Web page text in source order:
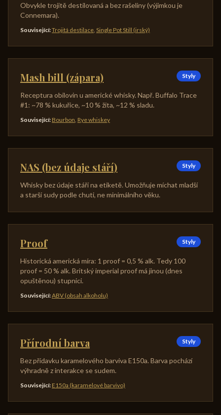
Obvykle trojitě destilovaná a bez rašeliny (výjimkou je
Connemara).
Související:Trojitá destilace, Single Pot Still (irský)
Mash bill (zápara) Styly
Receptura obilovin u americké whisky. Např. Buffalo Trace
#1: ~78 % kukuřice, ~10 % žita, ~12 % sladu.
Související: Bourbon, Rye whiskey
NAS (bez údaje stáří) Styly
Whisky bez údaje stáří na etiketě. Umožňuje míchat mladší
a starší sudy podle chuti, ne minimálního věku.
Proof Styly
Historická americká míra: 1 proof = 0,5 % alk. Tedy 100
proof = 50 % alk. Britský imperial proof má jinou (dnes
opuštěnou) stupnici.
Související:ABV (obsah alkoholu)
Přírodní barva Styly
Bez přídavku karamelového barviva E150a. Barva pochází
výhradně z interakce se sudem.
Související: E150a (karamelové barvivo)